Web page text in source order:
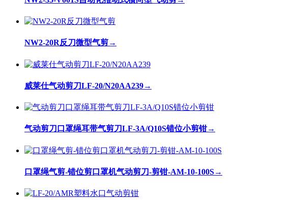
NW2-20R反刀微型气剪→
威莱仕气动剪刀LF-20/N20AA239→
气动剪刀口罩绳耳带气剪刀LF-3A/Q10S错位小剪钳→
口罩绳气剪-错位剪口罩机气动剪刀-剪钳-AM-10-100S→